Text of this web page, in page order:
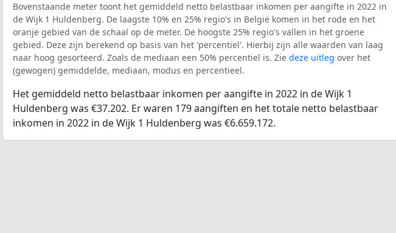
Bovenstaande meter toont het gemiddeld netto belastbaar inkomen per aangifte in 2022 in
de Wijk 1 Huldenberg. De laagste 10% en 25% regio's in België komen in het rode en het
oranje gebied van de schaal op de meter. De hoogste 25% regio's vallen in het groene
gebied. Deze zijn berekend op basis van het 'percentiel'. Hierbij zijn alle waarden van laag
naar hoog gesorteerd. Zoals de mediaan een 50% percentiel is. Zie deze uitleg over het
(gewogen) gemiddelde, mediaan, modus en percentieel.
Het gemiddeld netto belastbaar inkomen per aangifte in 2022 in de Wijk 1
Huldenberg was €37.202. Er waren 179 aangiften en het totale netto belastbaar
inkomen in 2022 in de Wijk 1 Huldenberg was €6.659.172.